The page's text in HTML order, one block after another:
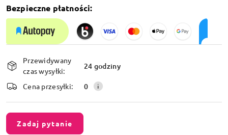
Bezpieczne płatności:
i
dostawa
Przewidywany
czas wysyłki:
24 godziny
Cena przesyłki: 0
Zadaj pytanie